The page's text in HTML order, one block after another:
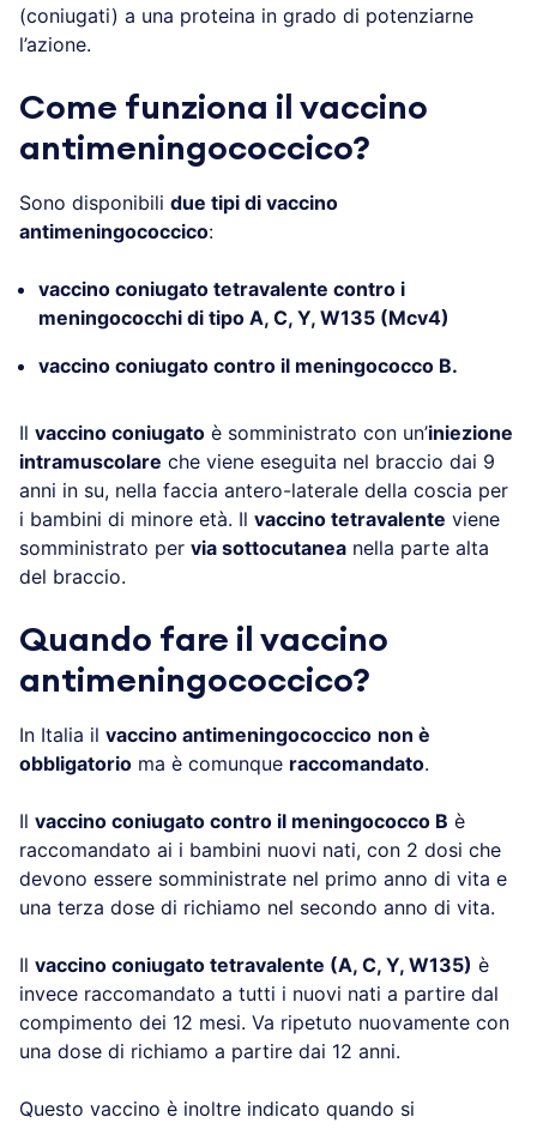
(coniugati) a una proteina in grado di potenziarne
l’azione.
Come funziona il vaccino
antimeningococcico?
Sono disponibili due tipi di vaccino
antimeningococcico:
vaccino coniugato tetravalente contro i
meningococchi di tipo A, C, Y, W135 (Mcv4)
vaccino coniugato contro il meningococco B.
Il vaccino coniugato è somministrato con un’iniezione
intramuscolare che viene eseguita nel braccio dai 9
anni in su, nella faccia antero-laterale della coscia per
i bambini di minore età. Il vaccino tetravalente viene
somministrato per via sottocutanea nella parte alta
del braccio.
Quando fare il vaccino
antimeningococcico?
In Italia il vaccino antimeningococcico non è
obbligatorio ma è comunque raccomandato.
Il vaccino coniugato contro il meningococco B è
raccomandato ai i bambini nuovi nati, con 2 dosi che
devono essere somministrate nel primo anno di vita e
una terza dose di richiamo nel secondo anno di vita.
Il vaccino coniugato tetravalente (A, C, Y, W135) è
invece raccomandato a tutti i nuovi nati a partire dal
compimento dei 12 mesi. Va ripetuto nuovamente con
una dose di richiamo a partire dai 12 anni.
Questo vaccino è inoltre indicato quando si